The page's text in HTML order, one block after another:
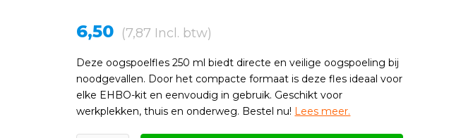
6,50 (7,87 Incl. btw)
Deze oogspoelfles 250 ml biedt directe en veilige oogspoeling bij
noodgevallen. Door het compacte formaat is deze fles ideaal voor
elke EHBO-kit en eenvoudig in gebruik. Geschikt voor
werkplekken, thuis en onderweg. Bestel nu! Lees meer.